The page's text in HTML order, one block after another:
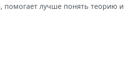
помогает лучше понять теорию и